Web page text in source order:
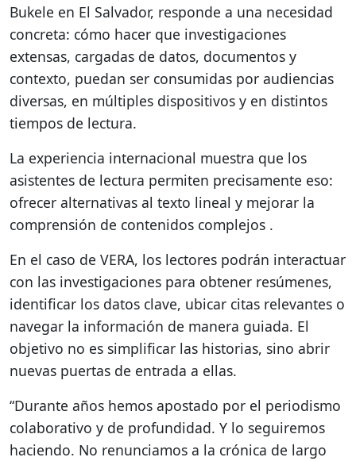
Bukele en El Salvador, responde a una necesidad
concreta: cómo hacer que investigaciones
extensas, cargadas de datos, documentos y
contexto, puedan ser consumidas por audiencias
diversas, en múltiples dispositivos y en distintos
tiempos de lectura.
La experiencia internacional muestra que los
asistentes de lectura permiten precisamente eso:
ofrecer alternativas al texto lineal y mejorar la
comprensión de contenidos complejos .
En el caso de VERA, los lectores podrán interactuar
con las investigaciones para obtener resúmenes,
identificar los datos clave, ubicar citas relevantes o
navegar la información de manera guiada. El
objetivo no es simplificar las historias, sino abrir
nuevas puertas de entrada a ellas.
“Durante años hemos apostado por el periodismo
colaborativo y de profundidad. Y lo seguiremos
haciendo. No renunciamos a la crónica de largo